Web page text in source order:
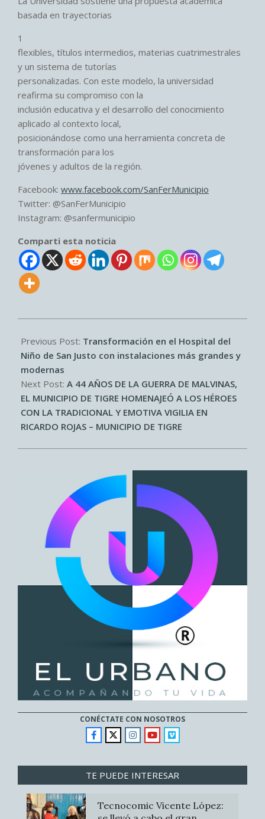
basada en trayectorias
1
flexibles, títulos intermedios, materias cuatrimestrales
y un sistema de tutorías
personalizadas. Con este modelo, la universidad
reafirma su compromiso con la
inclusión educativa y el desarrollo del conocimiento
aplicado al contexto local,
posicionándose como una herramienta concreta de
transformación para los
jóvenes y adultos de la región.
Facebook: www.facebook.com/SanFerMunicipio
Twitter: @SanFerMunicipio
Instagram: @sanfermunicipio
Comparti esta noticia
04-
01
Previous Post: Transformación en el Hospital del
Niño de San Justo con instalaciones más grandes y
modernas
Next Post: A 44 AÑOS DE LA GUERRA DE MALVINAS,
EL MUNICIPIO DE TIGRE HOMENAJEÓ A LOS HÉROES
CON LA TRADICIONAL Y EMOTIVA VIGILIA EN
RICARDO ROJAS – MUNICIPIO DE TIGRE
CONÉCTATE CON NOSOTROS
TE PUEDE INTERESAR
Tecnocomic Vicente López: